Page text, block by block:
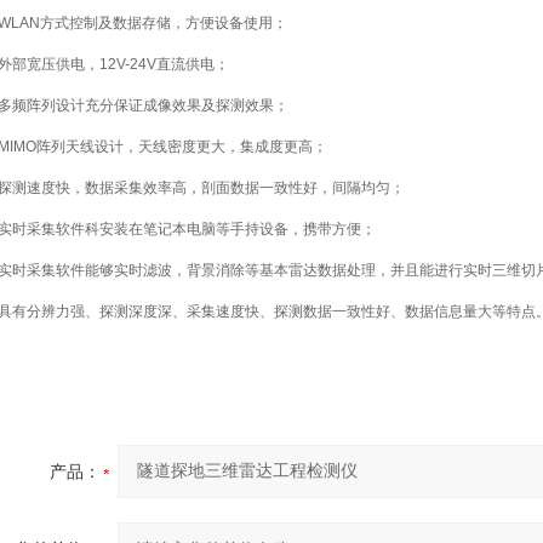
方式控制及数据存储，方便设备使用；
部宽压供电，12V-24V直流供电；
频阵列设计充分保证成像效果及探测效果；
阵列天线设计，天线密度更大，集成度更高；
测速度快，数据采集效率高，剖面数据一致性好，间隔均匀；
时采集软件科安装在笔记本电脑等手持设备，携带方便；
时采集软件能够实时滤波，背景消除等基本雷达数据处理，并且能进行实时三维切
有分辨力强、探测深度深、采集速度快、探测数据一致性好、数据信息量大等特点。
产品：